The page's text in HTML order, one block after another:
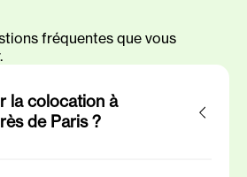
fréquentes que vous
la colocation à
de Paris ?